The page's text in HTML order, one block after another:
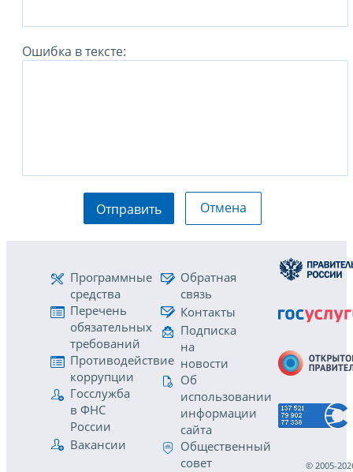
Ошибка в тексте:
Отправить Отмена
Программные
средства
Перечень
обязательных
требований
Противодействие
коррупции
Госслужба
в ФНС
России
Вакансии
Обратная
связь
Контакты
Подписка
на
новости
Об
использовании
информации
сайта
Общественный
совет
© 2005-